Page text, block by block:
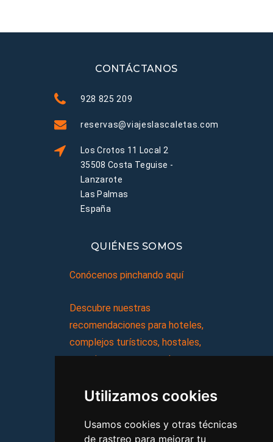
Utilizamos cookies
Usamos cookies y otras técnicas
de rastreo para mejorar tu
CONTÁCTANOS
928 825 209
reservas@viajeslascaletas.com
Los Crotos 11 Local 2
35508 Costa Teguise -
Lanzarote
Las Palmas
España
QUIÉNES SOMOS
Conócenos pinchando aquí
Descubre nuestras
recomendaciones para hoteles,
complejos turísticos, hostales,
vacaciones, paquetes de